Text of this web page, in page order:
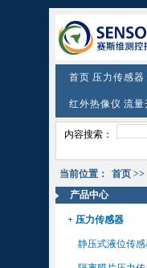
首页 压力传感器
红外热像仪 流量
内容搜索：
当前位置： 首页>>
产品中心
+ 压力传感器
静压式液位传感